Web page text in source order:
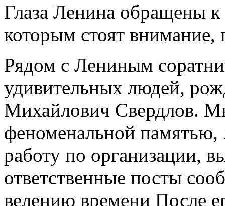
Глаза Ленина обращены
которым стоят внимание,
Рядом с Лениным
удивительных людей,
Михайлович Свердлов.
феноменальной
работу по организации,
ответственные посты
велению времени После